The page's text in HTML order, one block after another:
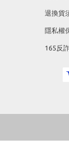
退換貨
隱私權
165反